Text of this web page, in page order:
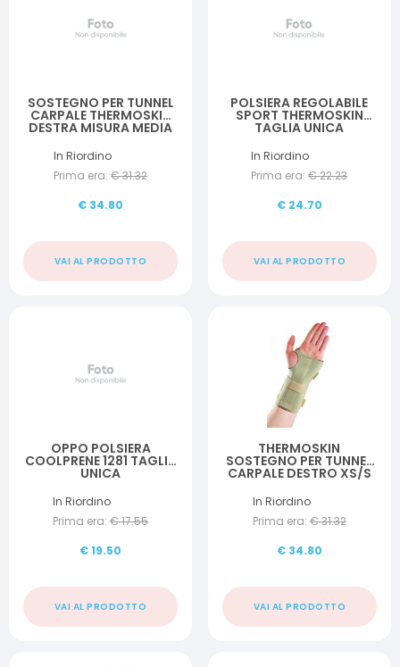
SOSTEGNO PER TUNNEL
CARPALE THERMOSKIN
DESTRA MISURA MEDIA
INFIAMMAZIONE DEL
TUNNEL CARPALE,
POSTUMI DI FRATTURE,
ARTROSI 17-19 CM
In Riordino
Prima era: €31.32
€ 34.80
VAI AL PRODOTTO
POLSIERA REGOLABILE
SPORT THERMOSKIN
TAGLIA UNICA
In Riordino
Prima era: €22.23
€ 24.70
VAI AL PRODOTTO
OPPO POLSIERA
COOLPRENE 1281 TAGLIA
UNICA
In Riordino
Prima era: €17.55
€19.50
VAI AL PRODOTTO
THERMOSKIN
SOSTEGNO PER TUNNEL
CARPALE DESTRO XS/S
In Riordino
Prima era: €31.32
€ 34.80
VAI AL PRODOTTO